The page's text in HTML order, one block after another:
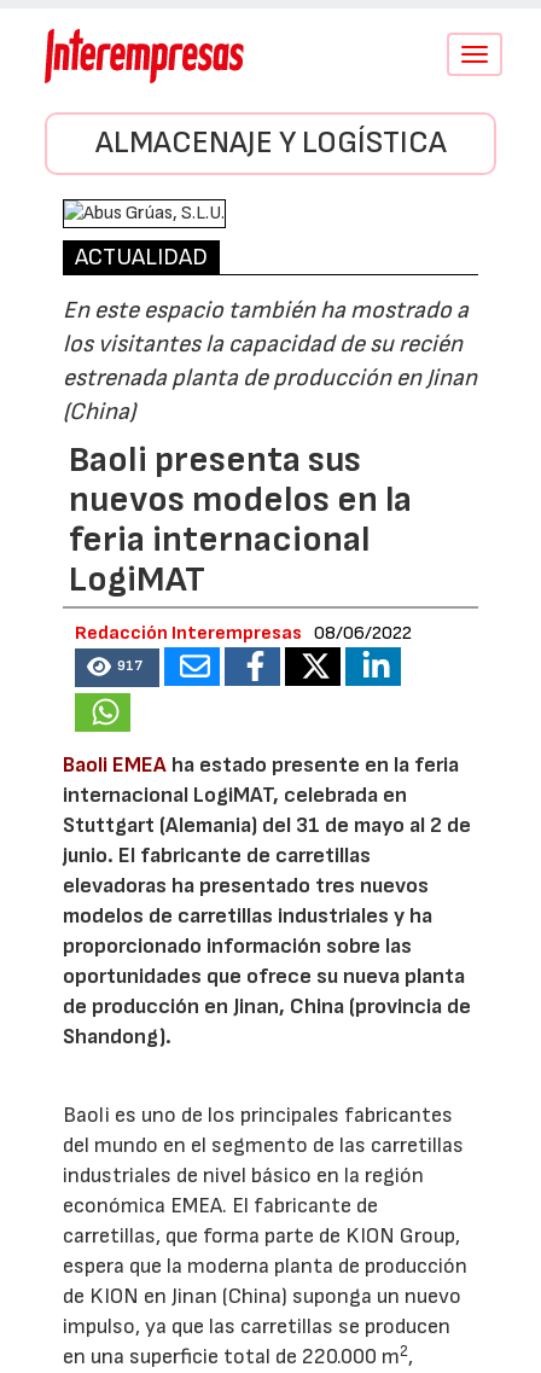
Conmutar
ALMACENAJE Y LOGÍSTICA
ACTUALIDAD
En este espacio también ha mostrado a
los visitantes la capacidad de su recién
estrenada planta de producción en Jinan
(China)
Baoli presenta sus
nuevos modelos en la
feria internacional
LogiMAT
Redacción Interempresas 08/06/2022
917
Baoli EMEA ha estado presente en la feria
internacional LogiMAT, celebrada en
Stuttgart (Alemania) del 31 de mayo al 2 de
junio. El fabricante de carretillas
elevadoras ha presentado tres nuevos
modelos de carretillas industriales y ha
proporcionado información sobre las
oportunidades que ofrece su nueva planta
de producción en Jinan, China (provincia de
Shandong).
Baoli es uno de los principales fabricantes
del mundo en el segmento de las carretillas
industriales de nivel básico en la región
económica EMEA. El fabricante de
carretillas, que forma parte de KION Group,
espera que la moderna planta de producción
de KION en Jinan (China) suponga un nuevo
impulso, ya que las carretillas se producen
en una superficie total de 220.000 m2,